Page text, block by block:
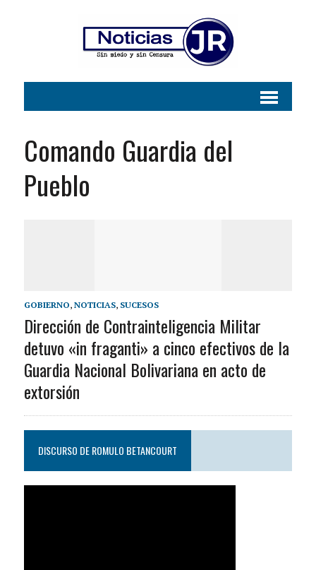
Comando Guardia del
Pueblo
GOBIERNO, NOTICIAS, SUCESOS
Dirección de Contrainteligencia Militar
detuvo «in fraganti» a cinco efectivos de la
Guardia Nacional Bolivariana en acto de
extorsión
DISCURSO DE ROMULO BETANCOURT